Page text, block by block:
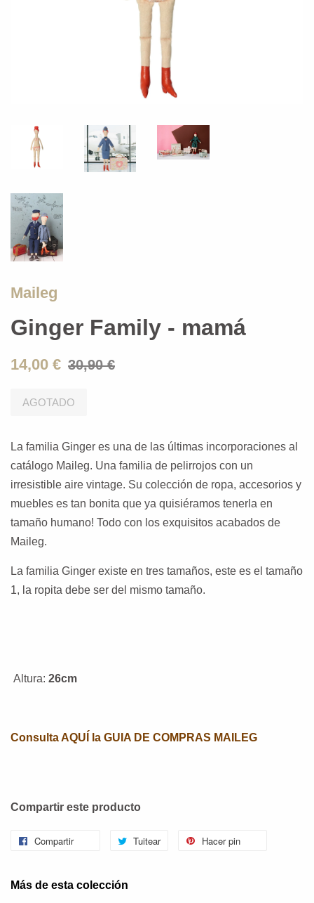
Maileg
Ginger Family - mamá
14,00 € 30,90 €
AGOTADO
La familia Ginger es una de las últimas incorporaciones al
catálogo Maileg. Una familia de pelirrojos con un
irresistible aire vintage. Su colección de ropa, accesorios y
muebles es tan bonita que ya quisiéramos tenerla en
tamaño humano! Todo con los exquisitos acabados de
Maileg.
La familia Ginger existe en tres tamaños, este es el tamaño
1, la ropita debe ser del mismo tamaño.
Altura: 26cm
Consulta AQUÍ la GUIA DE COMPRAS MAILEG
Compartir este producto
Compartir Tuitear Hacer pin
Más de esta colección